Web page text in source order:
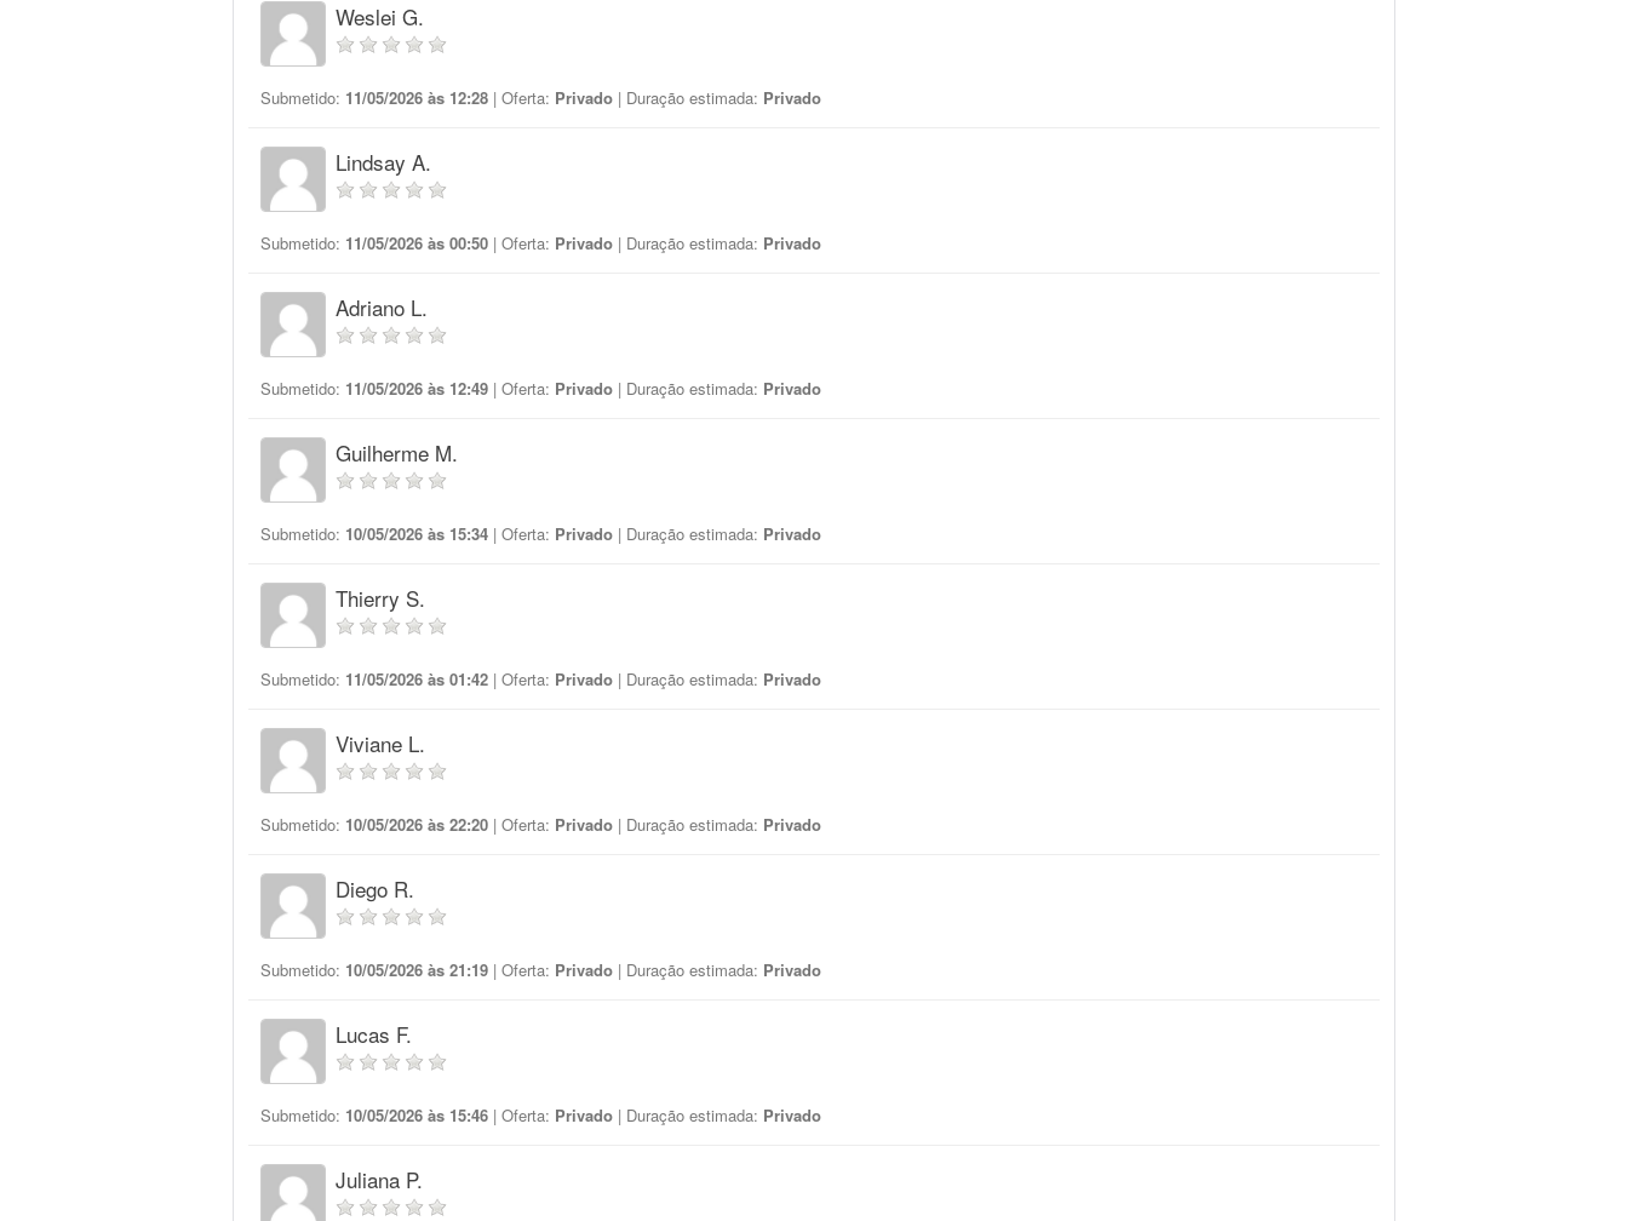
Weslei G.
Submetido: 11/05/2026 às 12:28 | Oferta: Privado | Duração estimada: Privado
Lindsay A.
Submetido: 11/05/2026 às 00:50 | Oferta: Privado | Duração estimada: Privado
Adriano L.
Submetido: 11/05/2026 às 12:49 | Oferta: Privado | Duração estimada: Privado
Guilherme M.
Submetido: 10/05/2026 às 15:34 | Oferta: Privado | Duração estimada: Privado
Thierry S.
Submetido: 11/05/2026 às 01:42 | Oferta: Privado | Duração estimada: Privado
Viviane L.
Submetido: 10/05/2026 às 22:20 | Oferta: Privado | Duração estimada: Privado
Diego R.
Submetido: 10/05/2026 às 21:19 | Oferta: Privado | Duração estimada: Privado
Lucas F.
Submetido: 10/05/2026 às 15:46 | Oferta: Privado | Duração estimada: Privado
Juliana P.